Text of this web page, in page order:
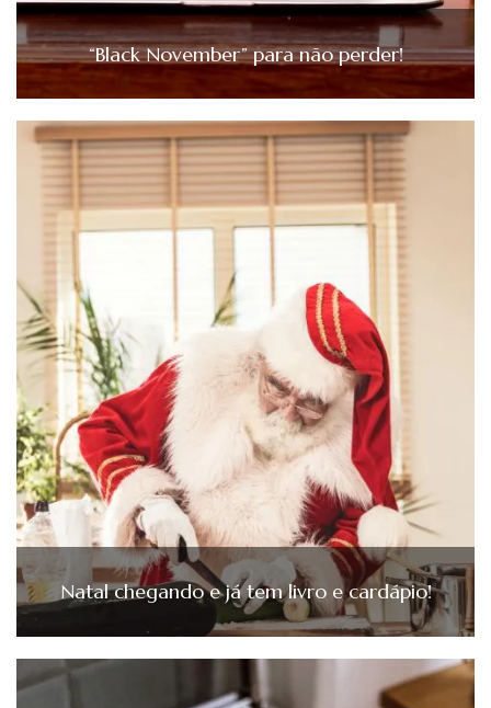
“Black November” para não perder!
Natal chegando e já tem livro e cardápio!